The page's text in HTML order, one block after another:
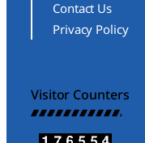
Contact Us
Privacy Policy
Visitor Counters